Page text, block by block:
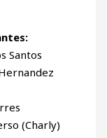
Santos
(Charly)